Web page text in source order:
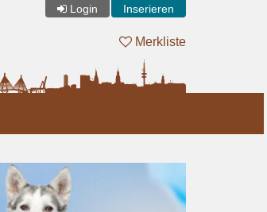
Login Inserieren
Merkliste